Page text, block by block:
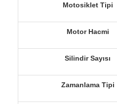
Motosiklet Tipi
Motor Hacmi
Silindir Sayısı
Zamanlama Tipi